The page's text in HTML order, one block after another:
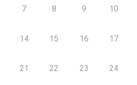
7 8 9 10
14 15 16 17
21 22 23 24